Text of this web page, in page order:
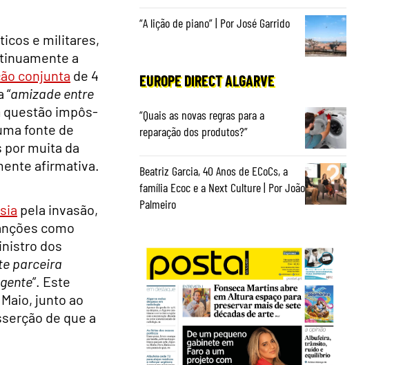
e militares,
a
conjunta de 4
“amizade entre
questão impôs-
fonte de
por muita da
afirmativa.
pela invasão,
como
dos
parceira
”. Este
junto ao
de que a
“A lição de piano” | Por José Garrido
EUROPE DIRECT ALGARVE
“Quais as novas regras para a
reparação dos produtos?”
Beatriz Garcia, 40 Anos de ECoCs, a
família Ecoc e a Next Culture | Por João
Palmeiro